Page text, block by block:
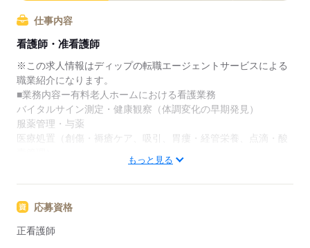
日本最大級の求人情報の中からぴったりな求人をご紹
介。
履歴書作成のアドバイスや面接日の調整だけでなく、
お給料、お休み、入職時期の交渉もサポートします。
【もちろん無料】
費用は一切かかりません。
仕事内容
看護師・准看護師
※この求人情報はディップの転職エージェントサービスによる
職業紹介になります。
■業務内容ー有料老人ホームにおける看護業務
バイタルサイン測定・健康観察（体調変化の早期発見）
服薬管理・与薬
医療処置（創傷・褥瘡ケア、吸引、胃瘻・経管栄養、点滴・酸
急変時対応・受診調整・家族/主治医への連絡（看取りケア含
む）
★おすすめポイント
もっと見る
応募資格
正看護師